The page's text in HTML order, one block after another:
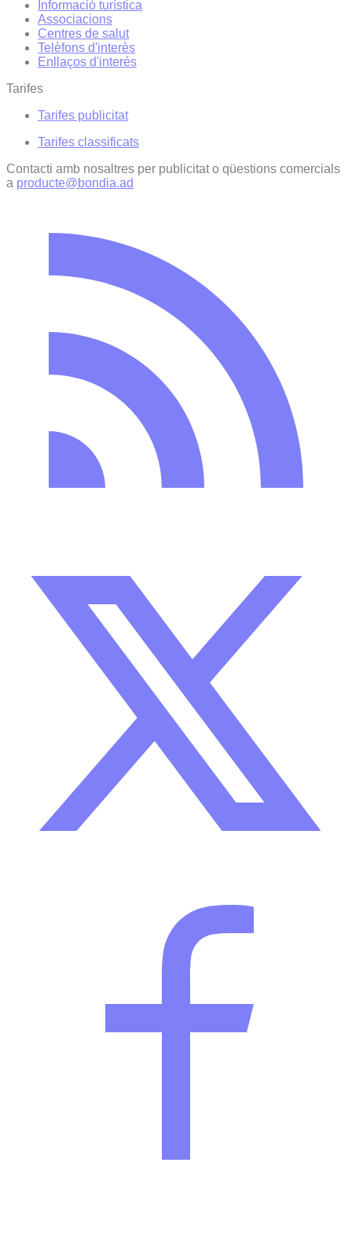
Informació turística
Associacions
Centres de salut
Telèfons d'interès
Enllaços d'interés
Tarifes
Tarifes publicitat
Tarifes classificats
Contacti amb nosaltres per publicitat o qüestions comercials
a producte@bondia.ad